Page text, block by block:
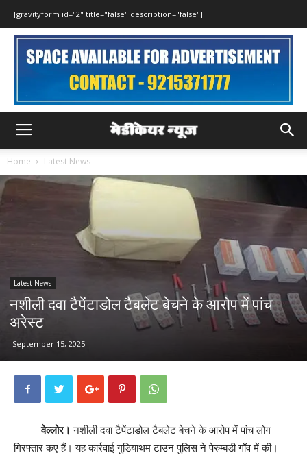
[gravityform id="2" title="false" description="false"]
Home Latest News
Latest News
नशीली दवा टैपेंटाडोल टैबलेट बेचने के आरोप में पांच
अरेस्ट
September 15, 2025
वेल्लोर। नशीली दवा टैपेंटाडोल टैबलेट बेचने के आरोप में पांच लोग
गिरफ्तार कए हैं। यह कार्रवाई गुडियाथम टाउन पुलिस ने पेरुम्बडी गाँव में की।